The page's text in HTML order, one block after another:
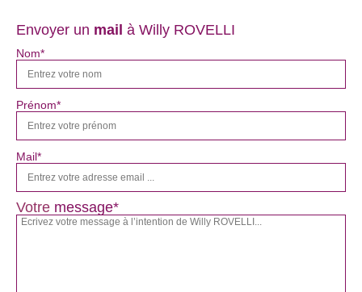
Envoyer un mail à Willy ROVELLI
Nom*
Prénom*
Mail*
Votre message*